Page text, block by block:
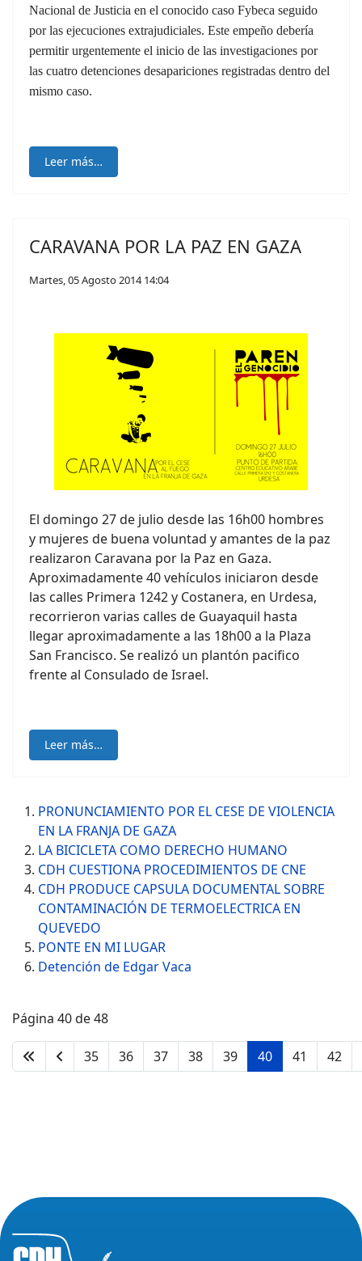
Nacional de Justicia en el conocido caso Fybeca seguido
por las ejecuciones extrajudiciales. Este empeño debería
permitir urgentemente el inicio de las investigaciones por
las cuatro detenciones desapariciones registradas dentro del
mismo caso.
Leer más…
CARAVANA POR LA PAZ EN GAZA
Martes, 05 Agosto 2014 14:04
El domingo 27 de julio desde las 16h00 hombres
y mujeres de buena voluntad y amantes de la paz
realizaron Caravana por la Paz en Gaza.
Aproximadamente 40 vehículos iniciaron desde
las calles Primera 1242 y Costanera, en Urdesa,
recorrieron varias calles de Guayaquil hasta
llegar aproximadamente a las 18h00 a la Plaza
San Francisco. Se realizó un plantón pacifico
frente al Consulado de Israel.
Leer más…
PRONUNCIAMIENTO POR EL CESE DE VIOLENCIA
EN LA FRANJA DE GAZA
LA BICICLETA COMO DERECHO HUMANO
CDH CUESTIONA PROCEDIMIENTOS DE CNE
CDH PRODUCE CAPSULA DOCUMENTAL SOBRE
CONTAMINACIÓN DE TERMOELECTRICA EN
QUEVEDO
PONTE EN MI LUGAR
Detención de Edgar Vaca
Página 40 de 48
35 36 37 38 39 40 41 42